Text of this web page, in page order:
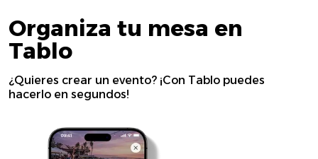
Organiza tu mesa en
Tablo
¿Quieres crear un evento? ¡Con Tablo puedes
hacerlo en segundos!